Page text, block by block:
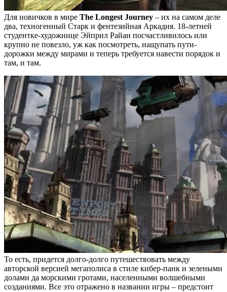
Для новичков в мире The Longest Journey – их на самом деле
два, техногенный Старк и фентезийная Аркадия. 18-летней
студентке-художнице Эйприл Райан посчастливилось или
крупно не повезло, уж как посмотреть, нащупать пути-
дорожки между мирами и теперь требуется навести порядок и
там, и там.
То есть, придется долго-долго путешествовать между
авторской версией мегаполиса в стиле кибер-панк и зелеными
долами да морскими гротами, населенными волшебными
созданиями. Все это отражено в названии игры – предстоит